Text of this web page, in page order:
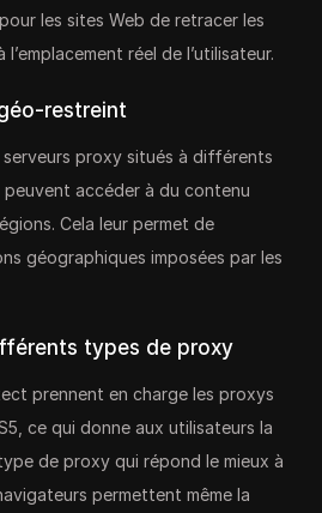
les sites Web de retracer les
réel de l’utilisateur.
restreint
proxy situés à différents
accéder à du contenu
Cela leur permet de
géographiques imposées par les
types de proxy
prennent en charge les proxys
ce qui donne aux utilisateurs la
de proxy qui répond le mieux à
permettent même la